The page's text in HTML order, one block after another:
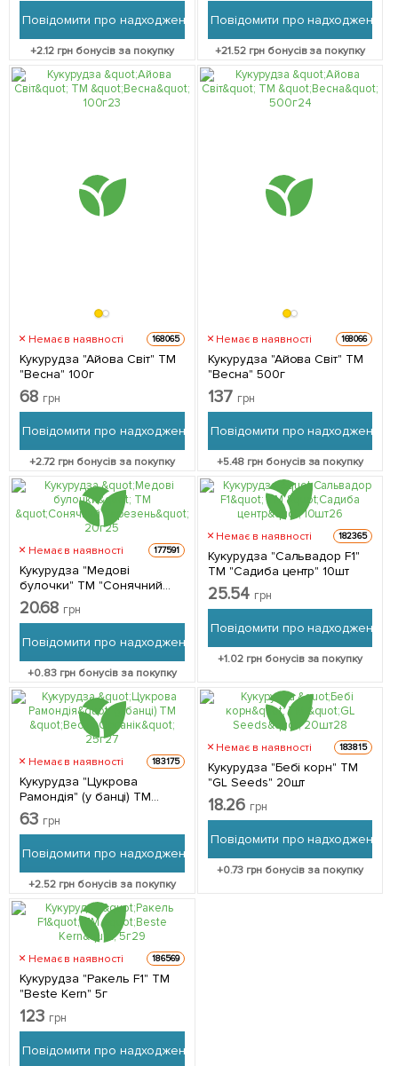
Повідомити про надходження
+2.12 грн бонусів за покупку
Повідомити про надходження
+21.52грн бонусів за покупку
Немає в наявності 168065
Кукурудза "Айова Світ" ТМ
"Весна" 100г
68 грн
Повідомити про надходження
+2.72 грн бонусів за покупку
Немає в наявності 168066
Кукурудза "Айова Світ" ТМ
"Весна" 500г
137 грн
Повідомити про надходження
+5.48грн бонусів за покупку
Немає в наявності 177591
Кукурудза "Медові
булочки" ТМ "Сонячний
березень" 20г
20.68 грн
Повідомити про надходження
+0.83 грн бонусів за покупку
Немає в наявності 182365
Кукурудза "Сальвадор F1"
ТМ "Садиба центр" 10шт
25.54 грн
Повідомити про надходження
+1.02грн бонусів за покупку
Немає в наявності 183175
Кукурудза "Цукрова
Рамондія" (у банці) ТМ
"Весна Органік" 25г
63 грн
Повідомити про надходження
+2.52 грн бонусів за покупку
Немає в наявності 183815
Кукурудза "Бебі корн" ТМ
"GL Seeds" 20шт
18.26 грн
Повідомити про надходження
+0.73 грн бонусів за покупку
Немає в наявності 186569
Кукурудза "Ракель F1" ТМ
"Beste Kern" 5г
123 грн
Повідомити про надходження